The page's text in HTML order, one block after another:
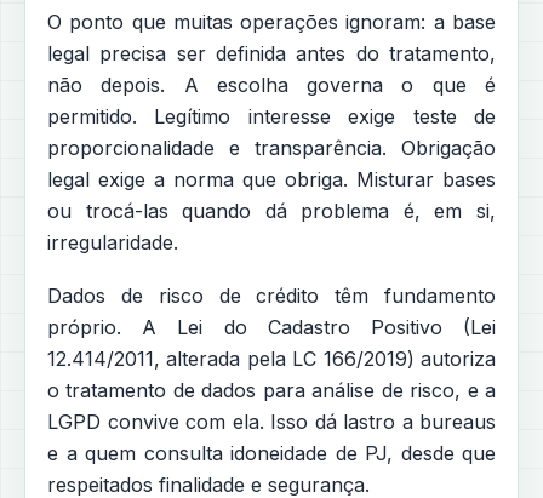
O ponto que muitas operações ignoram: a base
legal precisa ser definida antes do tratamento,
não depois. A escolha governa o que é
permitido. Legítimo interesse exige teste de
proporcionalidade e transparência. Obrigação
legal exige a norma que obriga. Misturar bases
ou trocá-las quando dá problema é, em si,
irregularidade.
Dados de risco de crédito têm fundamento
próprio. A Lei do Cadastro Positivo (Lei
12.414/2011, alterada pela LC 166/2019) autoriza
o tratamento de dados para análise de risco, e a
LGPD convive com ela. Isso dá lastro a bureaus
e a quem consulta idoneidade de PJ, desde que
respeitados finalidade e segurança.